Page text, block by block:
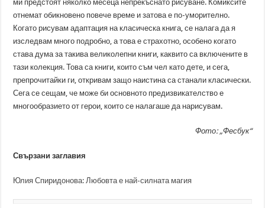
ми предстоят няколко месеца непрекъснато рисуване. Комиксите
отнемат обикновено повече време и затова е по-уморително.
Когато рисувам адаптация на класическа книга, се налага да я
изследвам много подробно, а това е страхотно, особено когато
става дума за такива великолепни книги, каквито са включените в
тази колекция. Това са книги, които съм чел като дете, и сега,
препрочитайки ги, откривам защо наистина са станали класически.
Сега се сещам, че може би основното предизвикателство е
многообразието от герои, които се налагаше да нарисувам.
Фото: „Фесбук“
Свързани заглавия
Юлия Спиридонова: Любовта е най-силната магия